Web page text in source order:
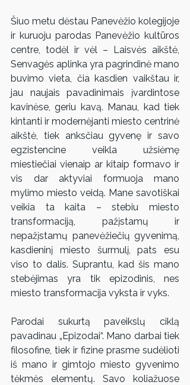
Šiuo metu dėstau Panevėžio kolegijoje
ir kuruoju parodas Panevėžio kultūros
centre, todėl ir vėl – Laisvės aikštė,
Senvagės aplinka yra pagrindinė mano
buvimo vieta, čia kasdien vaikštau ir,
jau naujais pavadinimais įvardintose
kavinėse, geriu kavą. Manau, kad tiek
kintanti ir modernėjanti miesto centrinė
aikštė, tiek anksčiau gyvenę ir savo
egzistencine veikla užsiėmę
miestiečiai vienaip ar kitaip formavo ir
vis dar aktyviai formuoja mano
mylimo miesto veidą. Mane savotiškai
veikia ta kaita – stebiu miesto
transformaciją, pažįstamų ir
nepažįstamų panevėžiečių gyvenimą,
kasdieninį miesto šurmulį, pats esu
viso to dalis. Suprantu, kad šis mano
stebėjimas yra tik epizodinis, nes
miesto transformacija vyksta ir vyks.
Parodai sukurtą paveikslų ciklą
pavadinau „Epizodai“. Mano darbai tiek
filosofine, tiek ir fizine prasme sudėlioti
iš mano ir gimtojo miesto gyvenimo
tėkmės elementų. Savo koliažuose